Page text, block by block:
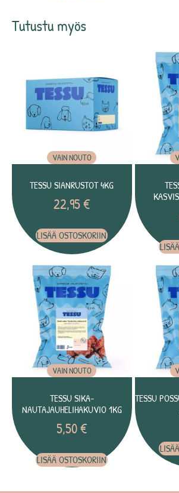
Tutustu myös
VAIN NOUTO
TESSU SIANRUSTOT 4KG
22,95€
LISÄÄ OSTOSKORIIN
VAIN NOUTO
TESSU SIKA-
NAUTAJAUHELIHAKUVIO 1KG
5,50€
LISÄÄ OSTOSKORIIN
TESSU